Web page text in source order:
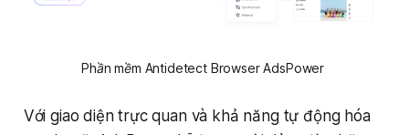
Phần mềm Antidetect Browser AdsPower
Với giao diện trực quan và khả năng tự động hóa